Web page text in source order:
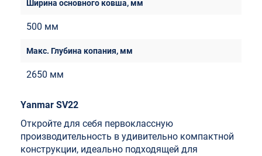
500 мм
2650 мм
Yanmar SV22
Откройте для себя первоклассную
производительность в удивительно компактной
конструкции, идеально подходящей для